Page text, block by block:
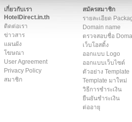
เกี่ยวกับเรา
HotelDirect.in.th
ติดต่อเรา
ข่าวสาร
แผนผัง
โฆษณา
User Agreement
Privacy Policy
สมาชิก
สมัครสมาชิก
รายละเอียด
Domain name
ตรวจสอบชื่อ
เว็บโฮสติ้ง
ออกแบบ Logo
ออกแบบเว็บไซต์
ตัวอย่าง Template
Template มาใหม่
วิธีการชำระเงิน
ยืนยันชำระเงิน
ต่ออายุ